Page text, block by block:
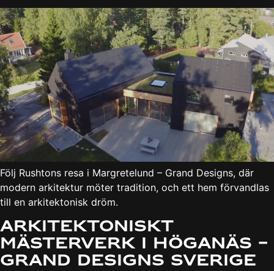
Följ Rushtons resa i Margretelund – Grand Designs, där
modern arkitektur möter tradition, och ett hem förvandlas
till en arkitektonisk dröm.
Arkitektoniskt
mästerverk i Höganäs –
Grand Designs Sverige